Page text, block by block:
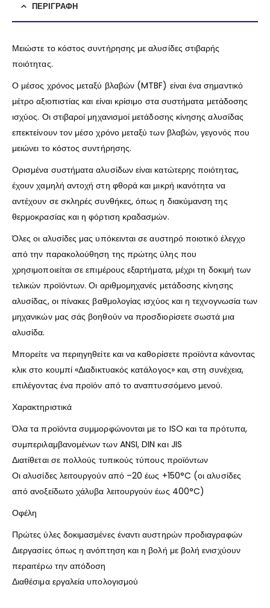
ΠΕΡΙΓΡΑΦΉ
Μειώστε το κόστος συντήρησης με αλυσίδες στιβαρής
ποιότητας.
Ο μέσος χρόνος μεταξύ βλαβών (MTBF) είναι ένα σημαντικό
μέτρο αξιοπιστίας και είναι κρίσιμο στα συστήματα μετάδοσης
ισχύος. Οι στιβαροί μηχανισμοί μετάδοσης κίνησης αλυσίδας
επεκτείνουν τον μέσο χρόνο μεταξύ των βλαβών, γεγονός που
μειώνει το κόστος συντήρησης.
Ορισμένα συστήματα αλυσίδων είναι κατώτερης ποιότητας,
έχουν χαμηλή αντοχή στη φθορά και μικρή ικανότητα να
αντέχουν σε σκληρές συνθήκες, όπως η διακύμανση της
θερμοκρασίας και η φόρτιση κραδασμών.
Όλες οι αλυσίδες μας υπόκεινται σε αυστηρό ποιοτικό έλεγχο
από την παρακολούθηση της πρώτης ύλης που
χρησιμοποιείται σε επιμέρους εξαρτήματα, μέχρι τη δοκιμή των
τελικών προϊόντων. Οι αριθμομηχανές μετάδοσης κίνησης
αλυσίδας, οι πίνακες βαθμολογίας ισχύος και η τεχνογνωσία των
μηχανικών μας σάς βοηθούν να προσδιορίσετε σωστά μια
αλυσίδα.
Μπορείτε να περιηγηθείτε και να καθορίσετε προϊόντα κάνοντας
κλικ στο κουμπί «Διαδικτυακός κατάλογος» και, στη συνέχεια,
επιλέγοντας ένα προϊόν από το αναπτυσσόμενο μενού.
Χαρακτηριστικά
Όλα τα προϊόντα συμμορφώνονται με το ISO και τα πρότυπα,
συμπεριλαμβανομένων των ANSI, DIN και JIS
Διατίθεται σε πολλούς τυπικούς τύπους προϊόντων
Οι αλυσίδες λειτουργούν από –20 έως +150°C (οι αλυσίδες
από ανοξείδωτο χάλυβα λειτουργούν έως 400°C)
Οφέλη
Πρώτες ύλες δοκιμασμένες έναντι αυστηρών προδιαγραφών
Διεργασίες όπως η ανόπτηση και η βολή με βολή ενισχύουν
περαιτέρω την απόδοση
Διαθέσιμα εργαλεία υπολογισμού